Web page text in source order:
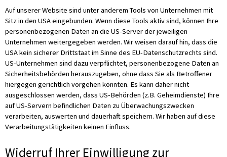
Auf unserer Website sind unter anderem Tools von Unternehmen mit
Sitz in den USA eingebunden. Wenn diese Tools aktiv sind, können Ihre
personenbezogenen Daten an die US-Server der jeweiligen
Unternehmen weitergegeben werden. Wir weisen darauf hin, dass die
USA kein sicherer Drittstaat im Sinne des EU-Datenschutzrechts sind.
US-Unternehmen sind dazu verpflichtet, personenbezogene Daten an
Sicherheitsbehörden herauszugeben, ohne dass Sie als Betroffener
hiergegen gerichtlich vorgehen könnten. Es kann daher nicht
ausgeschlossen werden, dass US-Behörden (z.B. Geheimdienste) Ihre
auf US-Servern befindlichen Daten zu Überwachungszwecken
verarbeiten, auswerten und dauerhaft speichern. Wir haben auf diese
Verarbeitungstätigkeiten keinen Einfluss.
Widerruf Ihrer Einwilligung zur